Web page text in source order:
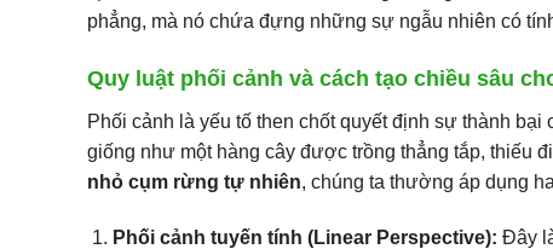
phẳng, mà nó chứa đựng những sự ngẫu nhiên có
Quy luật phối cảnh và cách tạo chiều sâu
Phối cảnh là yếu tố then chốt quyết định sự thành
giống như một hàng cây được trồng thẳng tắp, thiếu
nhỏ cụm rừng tự nhiên, chúng ta thường áp dụng
Phối cảnh tuyến tính (Linear Perspective): Đây